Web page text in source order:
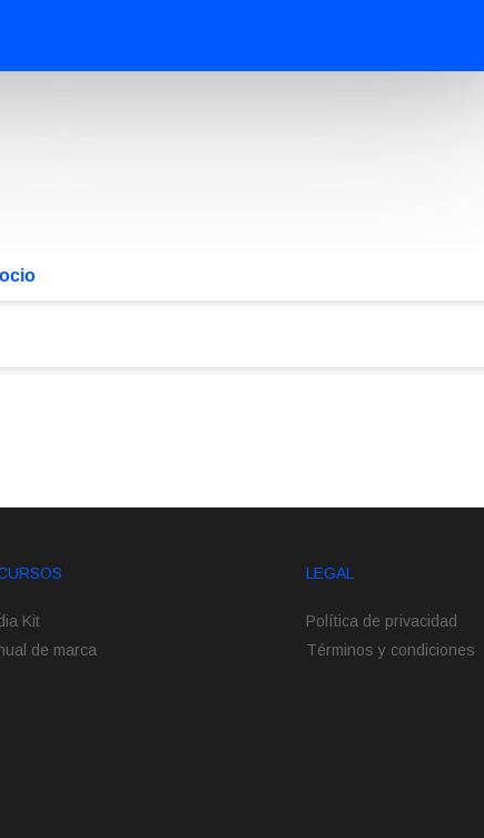
Kit
de marca
LEGAL
Política de privacidad
Términos y condiciones